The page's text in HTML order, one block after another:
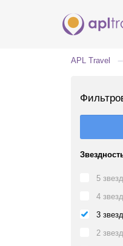
APL Travel
5 звезд
4 звезд
3 звезд
2 звезд